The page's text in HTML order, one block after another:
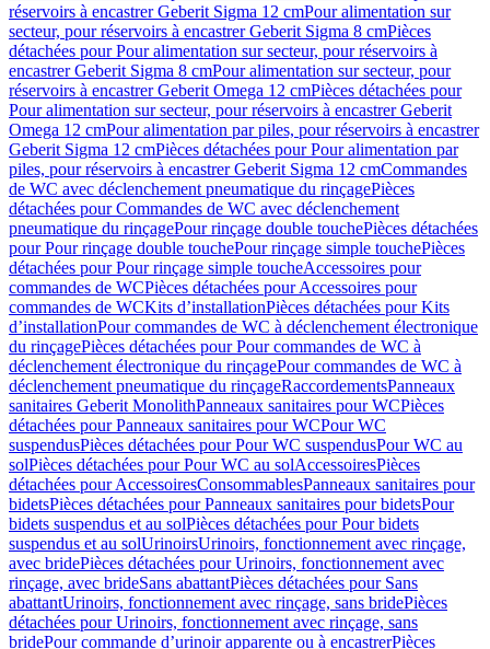
réservoirs à encastrer Geberit Sigma 12 cmPour alimentation sur
secteur, pour réservoirs à encastrer Geberit Sigma 8 cmPièces
détachées pour Pour alimentation sur secteur, pour réservoirs à
encastrer Geberit Sigma 8 cmPour alimentation sur secteur, pour
réservoirs à encastrer Geberit Omega 12 cmPièces détachées pour
Pour alimentation sur secteur, pour réservoirs à encastrer Geberit
Omega 12 cmPour alimentation par piles, pour réservoirs à encastrer
Geberit Sigma 12 cmPièces détachées pour Pour alimentation par
piles, pour réservoirs à encastrer Geberit Sigma 12 cmCommandes
de WC avec déclenchement pneumatique du rinçagePièces
détachées pour Commandes de WC avec déclenchement
pneumatique du rinçagePour rinçage double touchePièces détachées
pour Pour rinçage double touchePour rinçage simple touchePièces
détachées pour Pour rinçage simple toucheAccessoires pour
commandes de WCPièces détachées pour Accessoires pour
commandes de WCKits d’installationPièces détachées pour Kits
d’installationPour commandes de WC à déclenchement électronique
du rinçagePièces détachées pour Pour commandes de WC à
déclenchement électronique du rinçagePour commandes de WC à
déclenchement pneumatique du rinçageRaccordementsPanneaux
sanitaires Geberit MonolithPanneaux sanitaires pour WCPièces
détachées pour Panneaux sanitaires pour WCPour WC
suspendusPièces détachées pour Pour WC suspendusPour WC au
solPièces détachées pour Pour WC au solAccessoiresPièces
détachées pour AccessoiresConsommablesPanneaux sanitaires pour
bidetsPièces détachées pour Panneaux sanitaires pour bidetsPour
bidets suspendus et au solPièces détachées pour Pour bidets
suspendus et au solUrinoirsUrinoirs, fonctionnement avec rinçage,
avec bridePièces détachées pour Urinoirs, fonctionnement avec
rinçage, avec brideSans abattantPièces détachées pour Sans
abattantUrinoirs, fonctionnement avec rinçage, sans bridePièces
détachées pour Urinoirs, fonctionnement avec rinçage, sans
bridePour commande d’urinoir apparente ou à encastrerPièces